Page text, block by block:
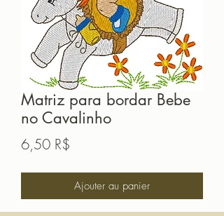
Matriz para bordar Bebe
no Cavalinho
6,50 R$
Ajouter au panier